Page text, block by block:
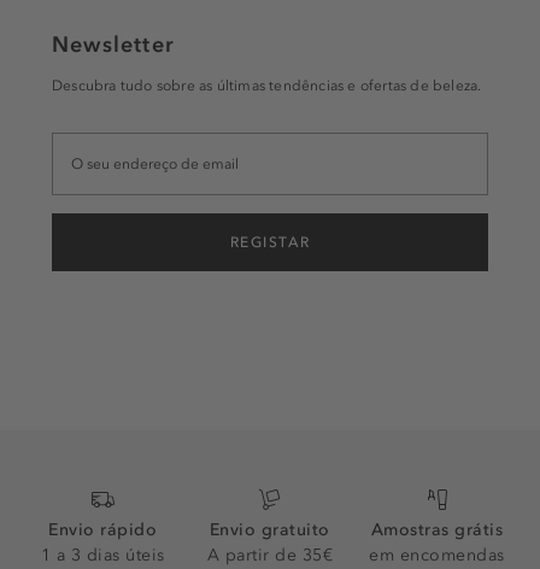
Newsletter
Descubra tudo sobre as últimas tendências e ofertas de beleza.
REGISTAR
Envio rápido
1 a 3 dias úteis
Envio gratuito
A partir de 35€
Amostras grátis
em encomendas